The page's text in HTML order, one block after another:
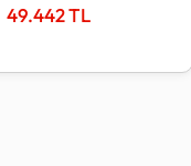
49.442TL